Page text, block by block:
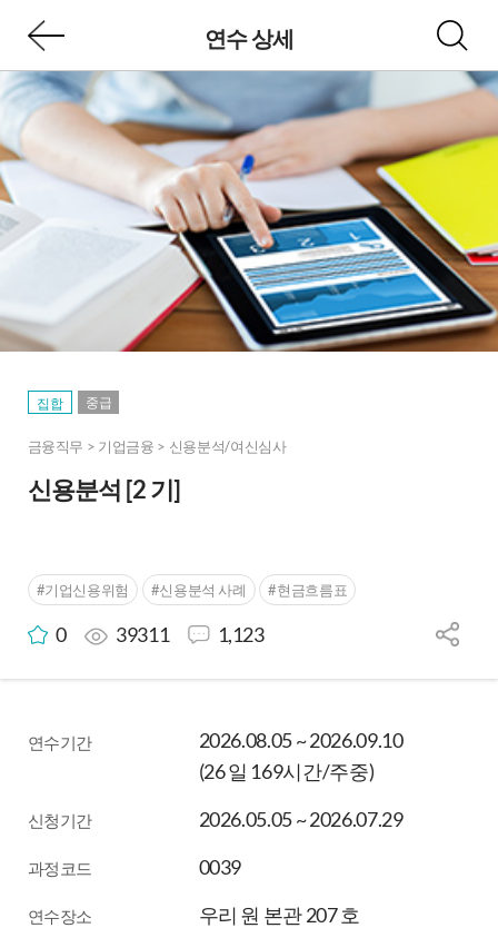
연수 상세
집합 중급
금융직무 > 기업금융 > 신용분석/여신심사
신용분석 [2 기]
#기업신용위험 #신용분석 사례 #현금흐름표
0 39311 1,123
연수기간
2026.08.05 ~ 2026.09.10
(26 일 169시간/주중)
신청기간 2026.05.05 ~ 2026.07.29
과정코드 0039
연수장소 우리 원 본관 207 호